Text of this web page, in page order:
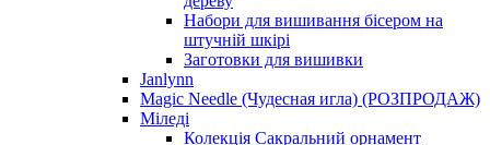
Набори для вишивання бісером на
штучній шкірі
Заготовки для вишивки
Janlynn
Magic Needle (Чудесная игла) (РОЗПРОДАЖ)
Міледі
Колекція Сакральний орнамент